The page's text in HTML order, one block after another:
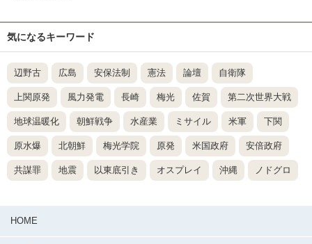
気になるキーワード
辺野古 広島 安保法制 憲法 論壇 自衛隊
上関原発 風力発電 長崎 梅光 佐賀 第二次世界大戦
地球温暖化 朝鮮戦争 水産業 ミサイル 米軍 下関
原水爆 北朝鮮 梅光学院 原発 米国政府 安倍政府
共謀罪 地震 以東底引き オスプレイ 沖縄 ノドグロ
HOME